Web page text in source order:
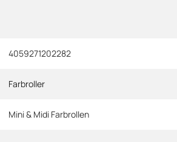
4059271202282
Farbroller
Mini & Midi Farbrollen